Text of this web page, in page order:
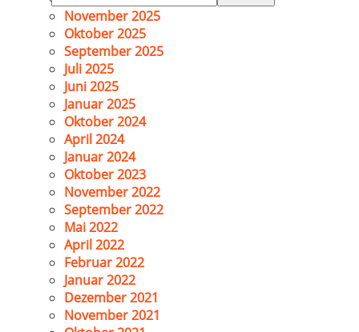
nach:
November 2025
Oktober 2025
September 2025
Juli 2025
Juni 2025
Januar 2025
Oktober 2024
April 2024
Januar 2024
Oktober 2023
November 2022
September 2022
Mai 2022
April 2022
Februar 2022
Januar 2022
Dezember 2021
November 2021